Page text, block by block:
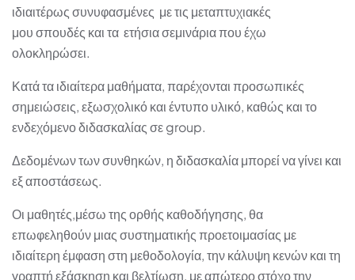
ιδιαιτέρως συνυφασμένες με τις μεταπτυχιακές
μου σπουδές και τα ετήσια σεμινάρια που έχω
ολοκληρώσει.
Κατά τα ιδιαίτερα μαθήματα, παρέχονται προσωπικές
σημειώσεις, εξωσχολικό και έντυπο υλικό, καθώς και το
ενδεχόμενο διδασκαλίας σε group.
Δεδομένων των συνθηκών, η διδασκαλία μπορεί να γίνει και
εξ αποστάσεως.
Οι μαθητές,μέσω της ορθής καθοδήγησης, θα
επωφεληθούν μιας συστηματικής προετοιμασίας με
ιδιαίτερη έμφαση στη μεθοδολογία, την κάλυψη κενών και τη
γραπτή εξάσκηση και βελτίωση, με απώτερο στόχο την